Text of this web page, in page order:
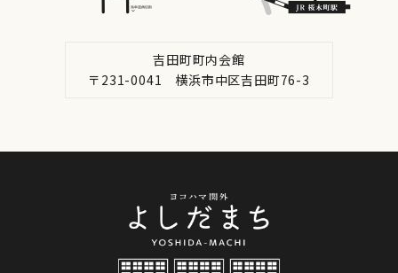
吉田町町内会館
〒231-0041 横浜市中区吉田町76-3